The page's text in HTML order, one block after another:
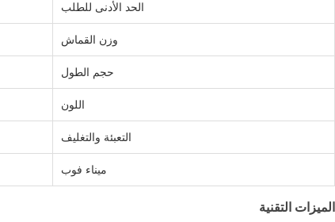
الحد الأدنى للطلب
وزن القماش
حجم الطول
اللون
التعبئة والتغليف
ميناء فوب
الميزات التقنية